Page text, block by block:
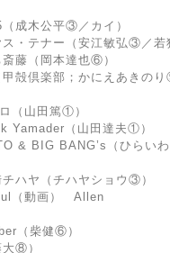
成木公平③／カイ）
テナー（安江敏弘③／若
藤（岡本達也⑥）
殻倶楽部；かにえあきの
（山田篤①）
（山田達夫①）
& BIG BANG’s（ひらい
ハヤ（チハヤショウ③）
（動画） Allen
（柴健⑥）
⑧）